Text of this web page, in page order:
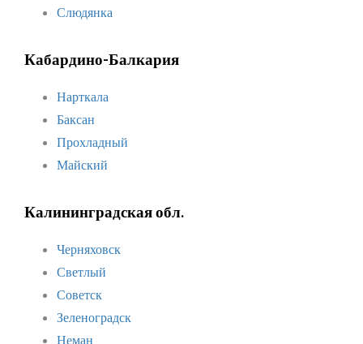
Слюдянка
Кабардино-Балкария
Нарткала
Баксан
Прохладный
Майский
Калининградская обл.
Черняховск
Светлый
Советск
Зеленоградск
Неман